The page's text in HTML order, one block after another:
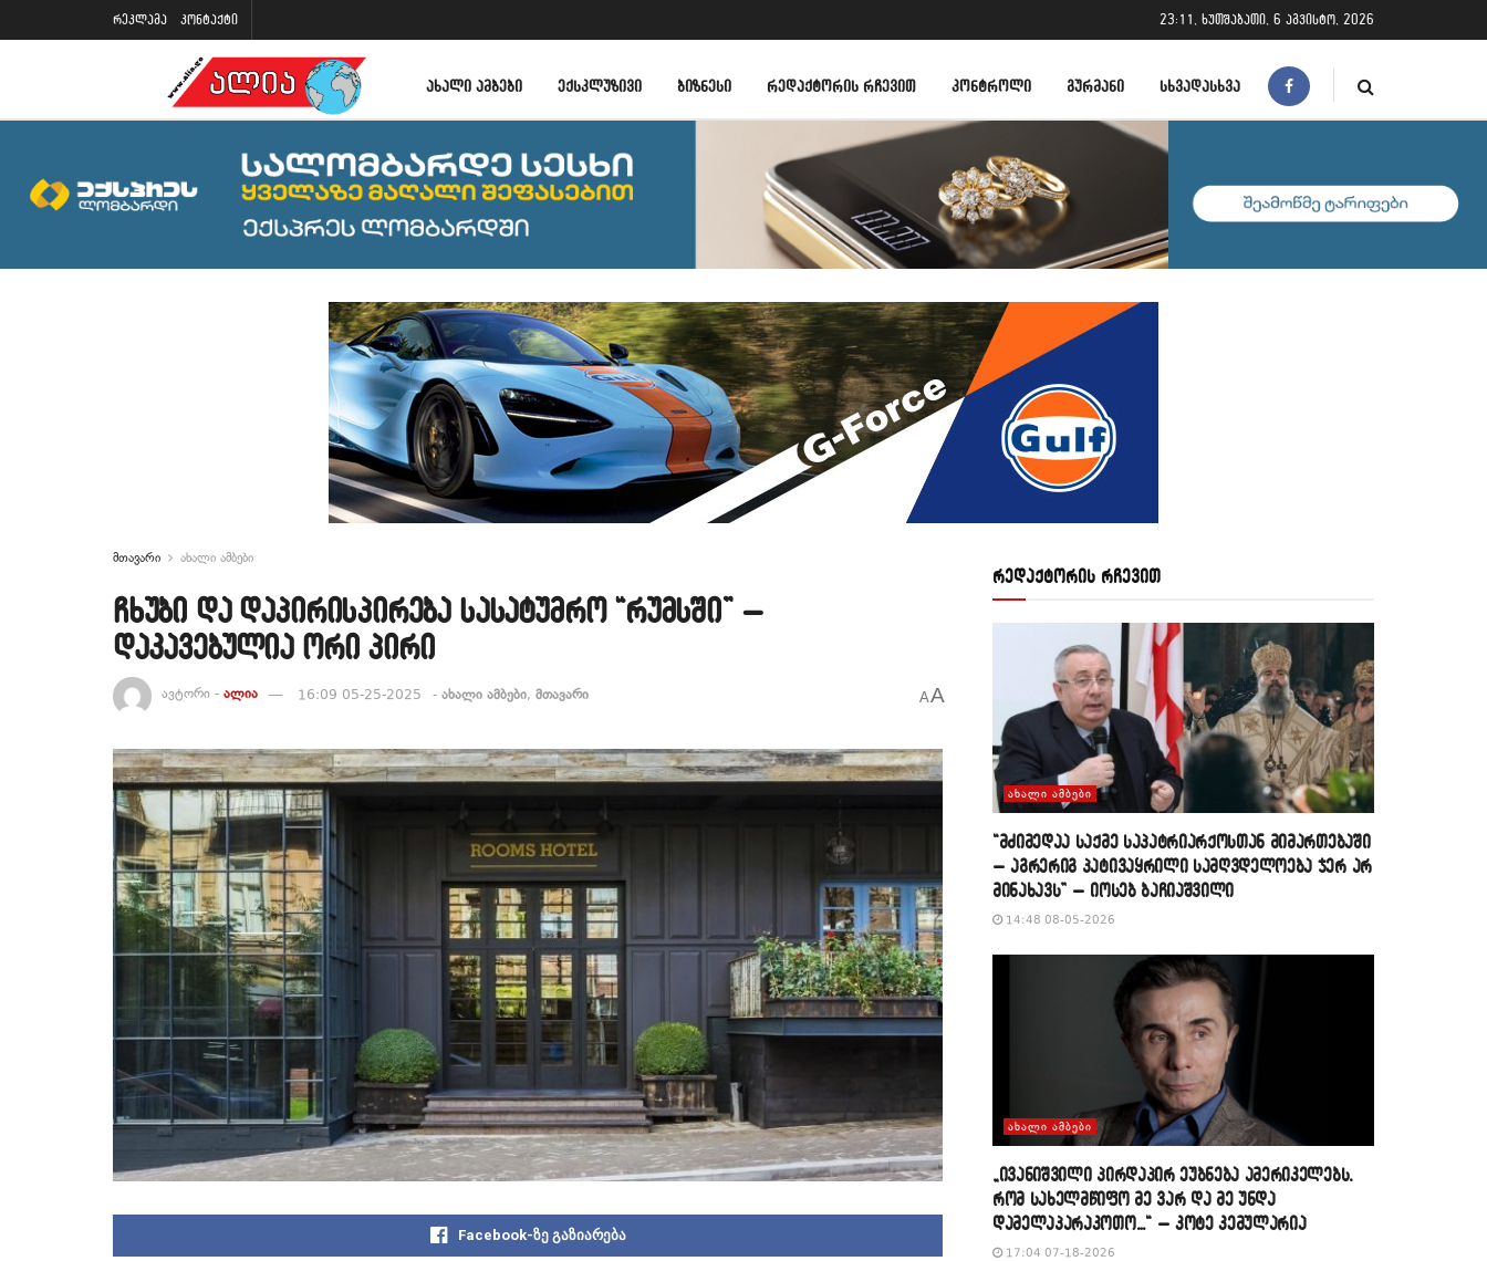
რეკლამა კონტაქტი 23:11, ხუთშაბათი, 6 აგვისტო, 2026
ᲐᲮᲐᲚᲘ ᲐᲛᲑᲔᲑᲘ ᲔᲥᲡᲙᲚᲣᲖᲘᲕᲘ ᲑᲘᲖᲜᲔᲡᲘ ᲠᲔᲓᲐᲥᲢᲝᲠᲘᲡ ᲠᲩᲔᲕᲘᲗ ᲙᲝᲜᲢᲠᲝᲚᲘ ᲒᲣᲠᲛᲐᲜᲘ ᲡᲮᲕᲐᲓᲐᲡᲮᲕᲐ
მთავარი ახალი ამბები
ჩხუბი და დაპირისპირება სასატუმრო “რუმსში” –
დაკავებულია ორი პირი
ავტორი - ალია 16:09 05-25-2025 - ახალი ამბები, მთავარი AA
Facebook-ზე გაზიარება
რედაქტორის რჩევით
ᲐᲮᲐᲚᲘ ᲐᲛᲑᲔᲑᲘ
“მძიმედაა საქმე საპატრიარქოსთან მიმართებაში
– აგრერიგ პატივაყრილი სამღვდელოება ჯერ არ
მინახავს” – იოსებ ბაჩიაშვილი
14:48 08-05-2026
ᲐᲮᲐᲚᲘ ᲐᲛᲑᲔᲑᲘ
„ივანიშვილი პირდაპირ ეუბნება ამერიკელებს,
რომ სახელმწიფო მე ვარ და მე უნდა
დამელაპარაკოთო…“ – კოტე კემულარია
17:04 07-18-2026